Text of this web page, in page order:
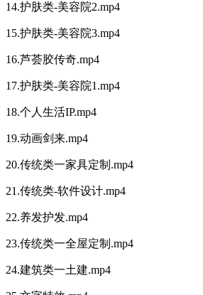
14.护肤类-美容院2.mp4
15.护肤类-美容院3.mp4
16.芦荟胶传奇.mp4
17.护肤类-美容院1.mp4
18.个人生活IP.mp4
19.动画剑来.mp4
20.传统类一家具定制.mp4
21.传统类-软件设计.mp4
22.养发护发.mp4
23.传统类一全屋定制.mp4
24.建筑类一土建.mp4